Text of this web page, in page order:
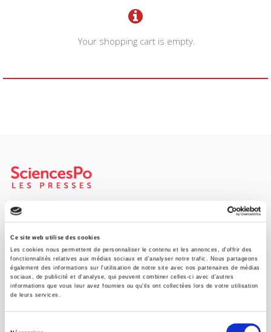
Ce site web utilise des cookies
Les cookies nous permettent de personnaliser le contenu et les annonces, d'offrir des
fonctionnalités relatives aux médias sociaux et d'analyser notre trafic. Nous partageons
également des informations sur l'utilisation de notre site avec nos partenaires de médias
sociaux, de publicité et d'analyse, qui peuvent combiner celles-ci avec d'autres
informations que vous leur avez fournies ou qu'ils ont collectées lors de votre utilisation
de leurs services.
Your shopping cart is empty.
SCIENCES PO UNIVERSITY PRESS has a threefold role: to publish
original research, to edit reference works for student use, and to
help public and political debate.
CONTACTS
FOREIGN RIGHTS
FOR BOOKSHOPS